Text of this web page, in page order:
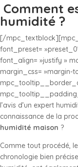
Comment
humidité ?
[/
font_preset=
font_align= »justify »
margin_css= »margin-
l’avis d’un expert
connaissance de la
humidité maison ?
Comme tout procédé,
chronologie bien